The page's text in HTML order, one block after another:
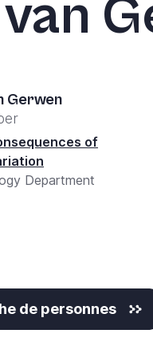
Gerwen
of
Department
de personnes